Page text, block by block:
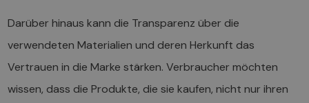
Darüber hinaus kann die Transparenz über die
verwendeten Materialien und deren Herkunft das
Vertrauen in die Marke stärken. Verbraucher möchten
wissen, dass die Produkte, die sie kaufen, nicht nur ihren